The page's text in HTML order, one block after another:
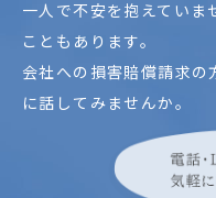
一人で不安を抱えていま
こともあります。
会社への損害賠償請求の
に話してみませんか。